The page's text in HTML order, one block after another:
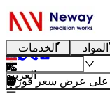
الخدمات المواد
العربية
على عرض سعر فوري